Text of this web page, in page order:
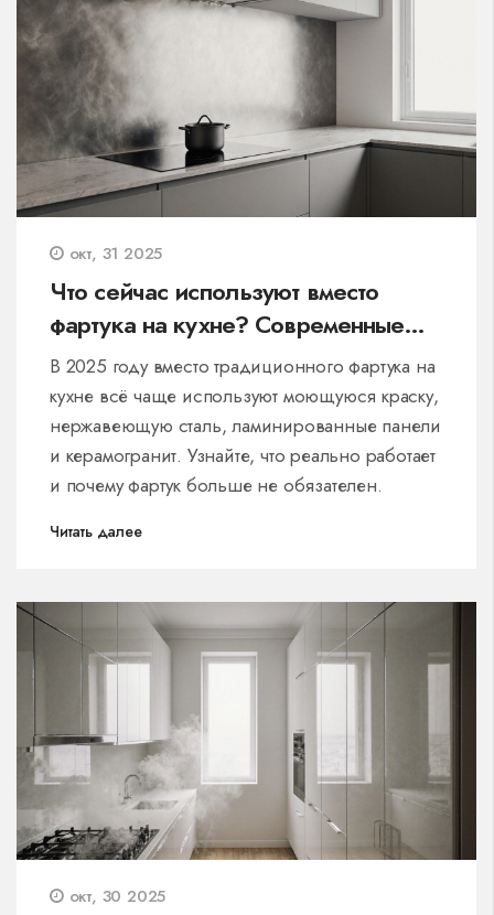
окт, 31 2025
Что сейчас используют вместо
фартука на кухне? Современные
решения 2025 года
В 2025 году вместо традиционного фартука на
кухне всё чаще используют моющуюся краску,
нержавеющую сталь, ламинированные панели
и керамогранит. Узнайте, что реально работает
и почему фартук больше не обязателен.
Читать далее
окт, 30 2025